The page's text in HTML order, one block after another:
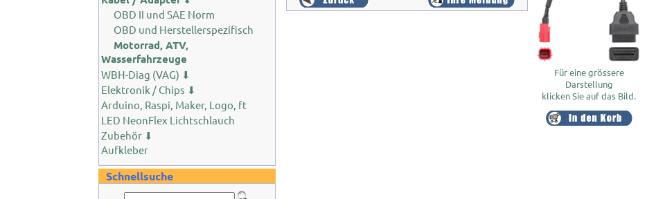
OBD II und SAE Norm
OBD und Herstellerspezifisch
Motorrad, ATV,
Wasserfahrzeuge
WBH-Diag (VAG) ⬇
Elektronik / Chips ⬇
Arduino, Raspi, Maker, Logo, ft
LED NeonFlex Lichtschlauch
Zubehör ⬇
Aufkleber
Schnellsuche
Für eine grössere
Darstellung
klicken Sie auf das Bild.